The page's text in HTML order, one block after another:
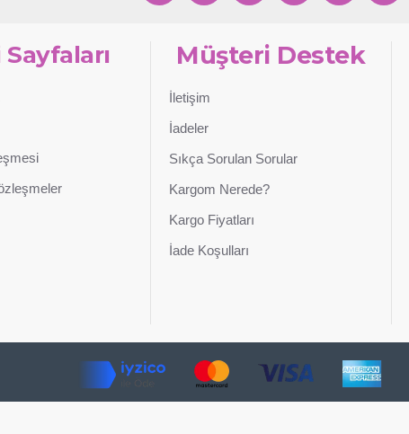
Müşteri Destek
İletişim
İadeler
Sıkça Sorulan Sorular
Kargom Nerede?
Kargo Fiyatları
İade Koşulları